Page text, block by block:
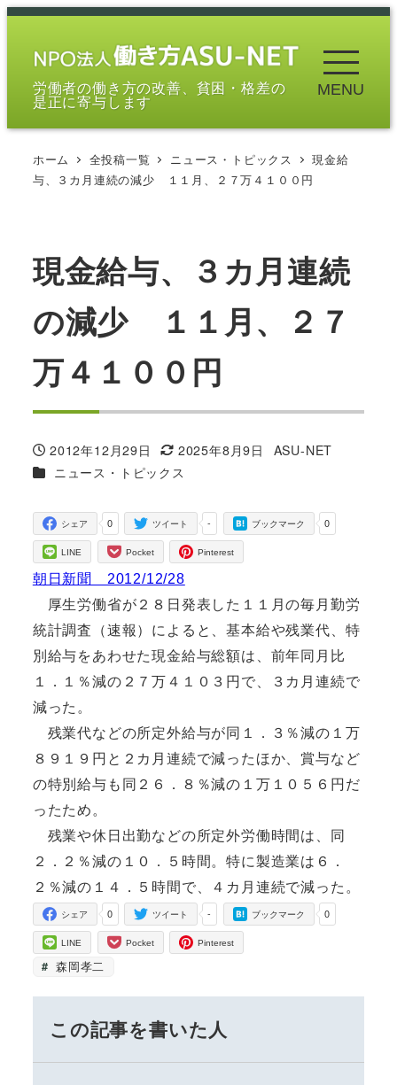
メ
労働者の働き方の改善、貧困・格差の
是正に寄与します
MENU
ホーム 全投稿一覧 ニュース・トピックス
現金給
与、３カ月連続の減少 １１月、２７万４１００円
現金給与、３カ月連続
の減少 １１月、２７
万４１００円
投稿日
2012年12月29日
更新日
2025年8月9日
著
ASU-NET
カテゴリー
ニュース・トピックス
0
シェア -
ツイート 0
ブックマーク
LINE Pocket Pinterest
朝日新聞 2012/12/28
厚生労働省が２８日発表した１１月の毎月勤労
統計調査（速報）によると、基本給や残業代、特
別給与をあわせた現金給与総額は、前年同月比
１．１％減の２７万４１０３円で、３カ月連続で
減った。
残業代などの所定外給与が同１．３％減の１万
８９１９円と２カ月連続で減ったほか、賞与など
の特別給与も同２６．８％減の１万１０５６円だ
ったため。
残業や休日出勤などの所定外労働時間は、同
２．２％減の１０．５時間。特に製造業は６．
２％減の１４．５時間で、４カ月連続で減った。
0
シェア -
ツイート 0
ブックマーク
LINE Pocket Pinterest
森岡孝二
この記事を書いた人